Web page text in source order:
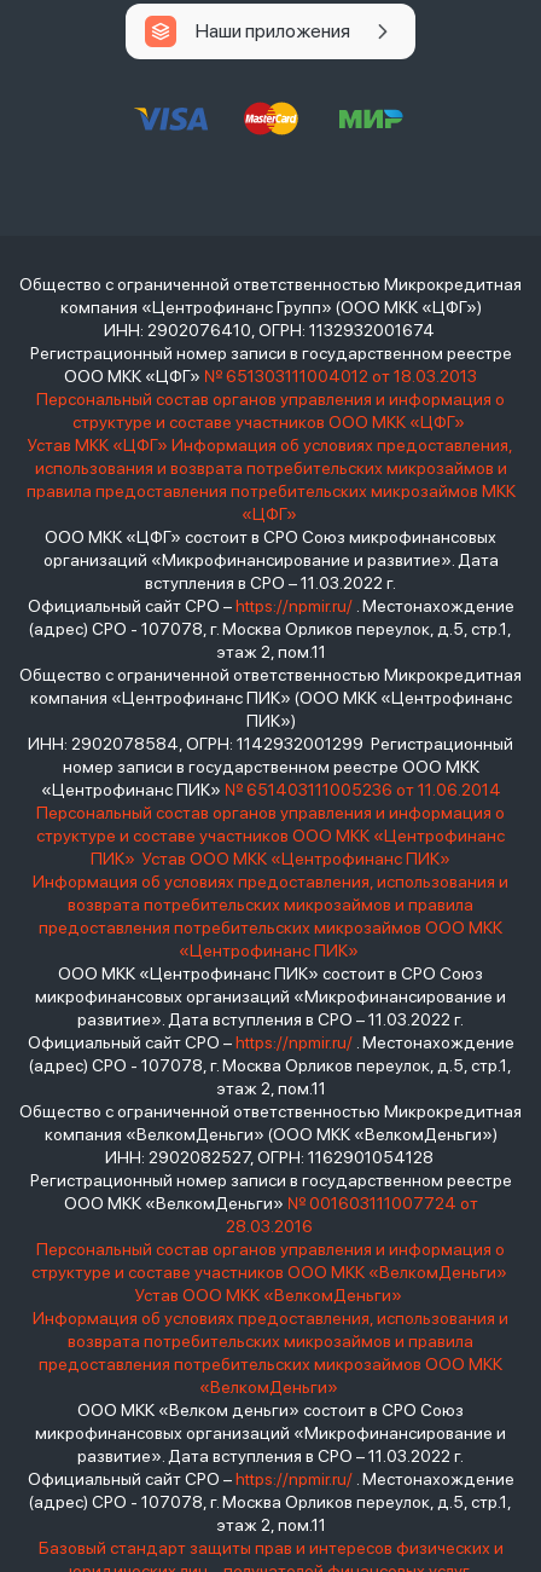
Наши приложения
Общество с ограниченной ответственностью Микрокредитная
компания «Центрофинанс Групп» (ООО МКК «ЦФГ»)
ИНН: 2902076410, ОГРН: 1132932001674
Регистрационный номер записи в государственном реестре
ООО МКК «ЦФГ» № 651303111004012 от 18.03.2013
Персональный состав органов управления и информация о
структуре и составе участников ООО МКК «ЦФГ»
Устав МКК «ЦФГ» Информация об условиях предоставления,
использования и возврата потребительских микрозаймов и
правила предоставления потребительских микрозаймов МКК
«ЦФГ»
ООО МКК «ЦФГ» состоит в СРО Союз микрофинансовых
организаций «Микрофинансирование и развитие». Дата
вступления в СРО – 11.03.2022 г.
Официальный сайт СРО –https://npmir.ru/. Местонахождение
(адрес) СРО - 107078, г. Москва Орликов переулок, д.5, стр.1,
этаж 2, пом.11
Общество с ограниченной ответственностью Микрокредитная
компания «Центрофинанс ПИК» (ООО МКК «Центрофинанс
ПИК»)
ИНН: 2902078584, ОГРН: 1142932001299 Регистрационный
номер записи в государственном реестре ООО МКК
«Центрофинанс ПИК» № 651403111005236 от 11.06.2014
Персональный состав органов управления и информация о
структуре и составе участников ООО МКК «Центрофинанс
ПИК» Устав ООО МКК «Центрофинанс ПИК»
Информация об условиях предоставления, использования и
возврата потребительских микрозаймов и правила
предоставления потребительских микрозаймов ООО МКК
«Центрофинанс ПИК»
ООО МКК «Центрофинанс ПИК» состоит в СРО Союз
микрофинансовых организаций «Микрофинансирование и
развитие». Дата вступления в СРО – 11.03.2022 г.
Официальный сайт СРО –https://npmir.ru/. Местонахождение
(адрес) СРО - 107078, г. Москва Орликов переулок, д.5, стр.1,
этаж 2, пом.11
Общество с ограниченной ответственностью Микрокредитная
компания «ВелкомДеньги» (ООО МКК «ВелкомДеньги»)
ИНН: 2902082527, ОГРН: 1162901054128
Регистрационный номер записи в государственном реестре
ООО МКК «ВелкомДеньги» № 001603111007724 от
28.03.2016
Персональный состав органов управления и информация о
структуре и составе участников ООО МКК «ВелкомДеньги»
Устав ООО МКК «ВелкомДеньги»
Информация об условиях предоставления, использования и
возврата потребительских микрозаймов и правила
предоставления потребительских микрозаймов ООО МКК
«ВелкомДеньги»
ООО МКК «Велком деньги» состоит в СРО Союз
микрофинансовых организаций «Микрофинансирование и
развитие». Дата вступления в СРО – 11.03.2022 г.
Официальный сайт СРО –https://npmir.ru/. Местонахождение
(адрес) СРО - 107078, г. Москва Орликов переулок, д.5, стр.1,
этаж 2, пом.11
Базовый стандарт защиты прав и интересов физических и